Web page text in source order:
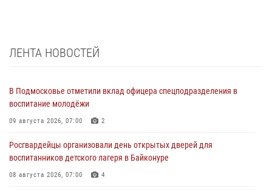
ЛЕНТА НОВОСТЕЙ
В Подмосковье отметили вклад офицера спецподразделения в
воспитание молодёжи
09 августа 2026, 07:00 2
Росгвардейцы организовали день открытых дверей для
воспитанников детского лагеря в Байконуре
08 августа 2026, 07:00 4